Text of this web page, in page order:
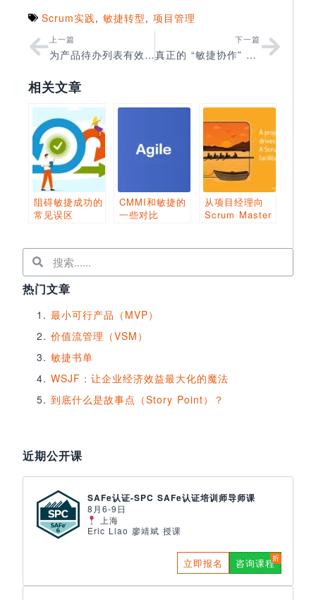
Scrum实践, 敏捷转型, 项目管理
上一篇
为产品待办列表有效排序的5大关键因素
下一篇
真正的 “敏捷协作” 是一种什么样的体验？
相关文章
阻碍敏捷成功的
常见误区
CMMI和敏捷的
一些对比
从项目经理向
Scrum Master
热门文章
最小可行产品（MVP）
价值流管理（VSM）
敏捷书单
WSJF：让企业经济效益最大化的魔法
到底什么是故事点（Story Point）？
近期公开课
SAFe认证-SPC SAFe认证培训师导师课
8月6-9日
上海
Eric Liao 廖靖斌 授课
立即报名 咨询课程